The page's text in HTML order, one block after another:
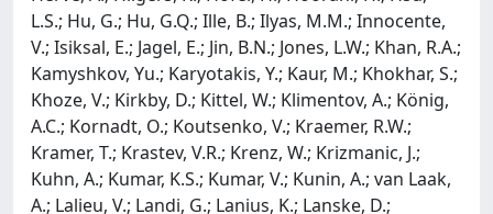
L.S.; Hu, G.; Hu, G.Q.; Ille, B.; Ilyas, M.M.; Innocente,
V.; Isiksal, E.; Jagel, E.; Jin, B.N.; Jones, L.W.; Khan, R.A.;
Kamyshkov, Yu.; Karyotakis, Y.; Kaur, M.; Khokhar, S.;
Khoze, V.; Kirkby, D.; Kittel, W.; Klimentov, A.; König,
A.C.; Kornadt, O.; Koutsenko, V.; Kraemer, R.W.;
Kramer, T.; Krastev, V.R.; Krenz, W.; Krizmanic, J.;
Kuhn, A.; Kumar, K.S.; Kumar, V.; Kunin, A.; van Laak,
A.; Lalieu, V.; Landi, G.; Lanius, K.; Lanske, D.;